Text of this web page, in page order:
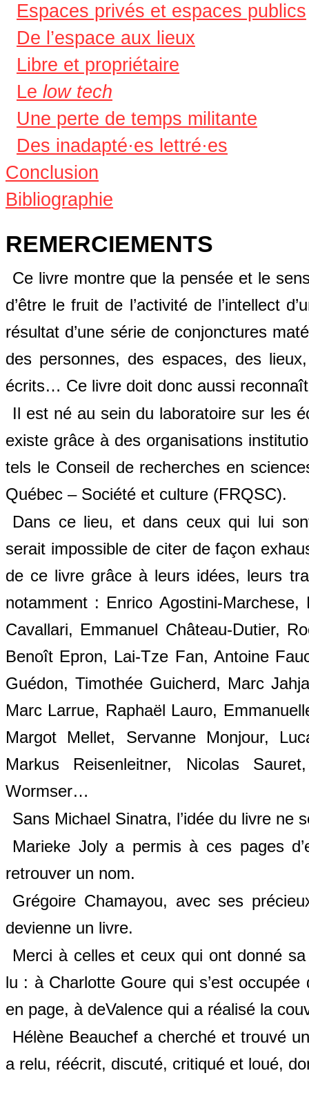
Espaces privés et espaces publics
De l’espace aux lieux
Libre et propriétaire
Le low tech
Une perte de temps militante
Des inadapté·es lettré·es
Conclusion
Bibliographie
REMERCIEMENTS
Ce livre montre que la pensée et le
d’être le fruit de l’activité de l’intellect
résultat d’une série de conjonctures
des personnes, des espaces, des
écrits… Ce livre doit donc aussi
Il est né au sein du laboratoire sur les
existe grâce à des organisations
tels le Conseil de recherches en
Québec – Société et culture (FRQSC).
Dans ce lieu, et dans ceux qui lui
serait impossible de citer de façon
de ce livre grâce à leurs idées, leurs
notamment : Enrico Agostini-
Cavallari, Emmanuel Château-Dutier,
Benoît Epron, Lai-Tze Fan, Antoine
Guédon, Timothée Guicherd, Marc
Marc Larrue, Raphaël Lauro,
Margot Mellet, Servanne Monjour,
Markus Reisenleitner, Nicolas
Wormser…
Sans Michael Sinatra, l’idée du livre ne
Marieke Joly a permis à ces pages
retrouver un nom.
Grégoire Chamayou, avec ses
devienne un livre.
Merci à celles et ceux qui ont donné
lu : à Charlotte Goure qui s’est
en page, à deValence qui a réalisé la
Hélène Beauchef a cherché et trouvé
a relu, réécrit, discuté, critiqué et loué,